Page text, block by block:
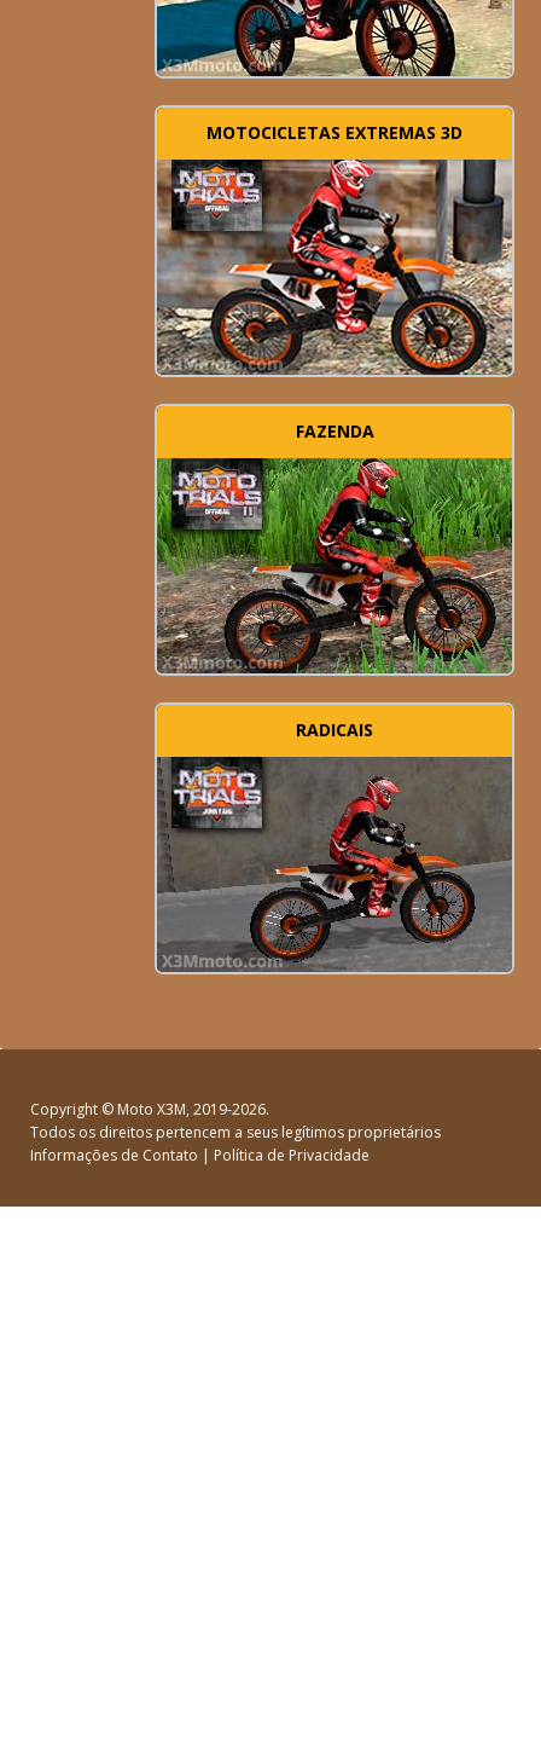
MOTOCICLETAS EXTREMAS 3D
FAZENDA
RADICAIS
Copyright © Moto X3M, 2019-2026.
Todos os direitos pertencem a seus legítimos proprietários
Informações de Contato | Política de Privacidade